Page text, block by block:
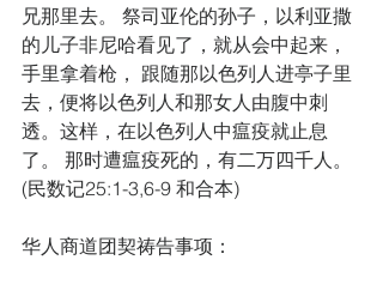
兄那里去。 祭司亚伦的孙子，以利亚撒
的儿子非尼哈看见了，就从会中起来，
手里拿着枪， 跟随那以色列人进亭子里
去，便将以色列人和那女人由腹中刺
透。这样，在以色列人中瘟疫就止息
了。 那时遭瘟疫死的，有二万四千人。
(民数记25:1-3,6-9 和合本)
华人商道团契祷告事项：